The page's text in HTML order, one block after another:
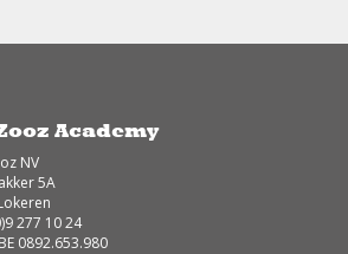
Academy
NV
5A
277 10 24
0892.653.980